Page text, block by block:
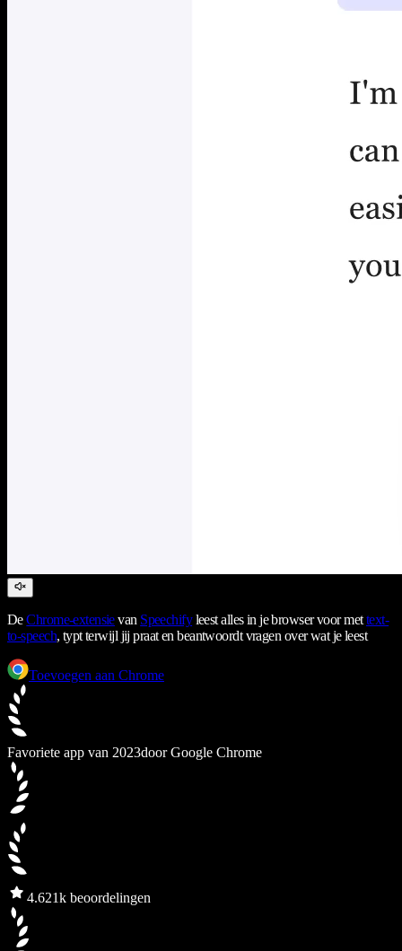
DeChrome-extensievan Speechifyleest alles in je browser voor mettext-
to-speech, typt terwijl jij praat en beantwoordt vragen over wat je leest
Toevoegen aan Chrome
Favoriete app van 2023door Google Chrome
4.621k beoordelingen